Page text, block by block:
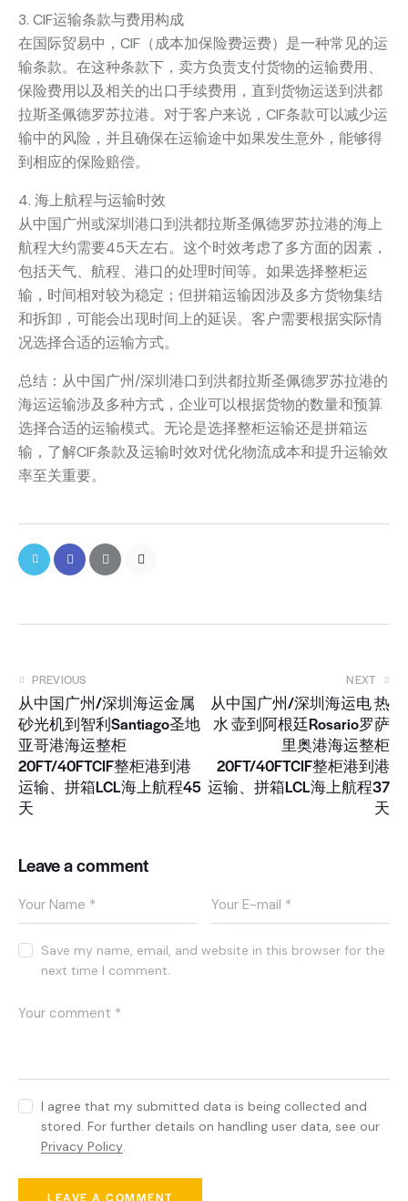
3. CIF运输条款与费用构成
在国际贸易中，CIF（成本加保险费运费）是一种常见的运
输条款。在这种条款下，卖方负责支付货物的运输费用、
保险费用以及相关的出口手续费用，直到货物运送到洪都
拉斯圣佩德罗苏拉港。对于客户来说，CIF条款可以减少运
输中的风险，并且确保在运输途中如果发生意外，能够得
到相应的保险赔偿。
4. 海上航程与运输时效
从中国广州或深圳港口到洪都拉斯圣佩德罗苏拉港的海上
航程大约需要45天左右。这个时效考虑了多方面的因素，
包括天气、航程、港口的处理时间等。如果选择整柜运
输，时间相对较为稳定；但拼箱运输因涉及多方货物集结
和拆卸，可能会出现时间上的延误。客户需要根据实际情
况选择合适的运输方式。
总结：从中国广州/深圳港口到洪都拉斯圣佩德罗苏拉港的
海运运输涉及多种方式，企业可以根据货物的数量和预算
选择合适的运输模式。无论是选择整柜运输还是拼箱运
输，了解CIF条款及运输时效对优化物流成本和提升运输效
率至关重要。
PREVIOUS
从中国广州/深圳海运金属
砂光机到智利Santiago圣地
亚哥港海运整柜
20FT/40FTCIF整柜港到港
运输、拼箱LCL海上航程45
天
NEXT
从中国广州/深圳海运电 热
水 壶到阿根廷Rosario罗萨
里奥港海运整柜
20FT/40FTCIF整柜港到港
运输、拼箱LCL海上航程37
天
Leave a comment
Save my name, email, and website in this browser for the
next time I comment.
I agree that my submitted data is being collected and
stored. For further details on handling user data, see our
Privacy Policy